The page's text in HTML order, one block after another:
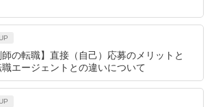
師の転職】直接（自己）応募のメリットと
職エージェントとの違いについて